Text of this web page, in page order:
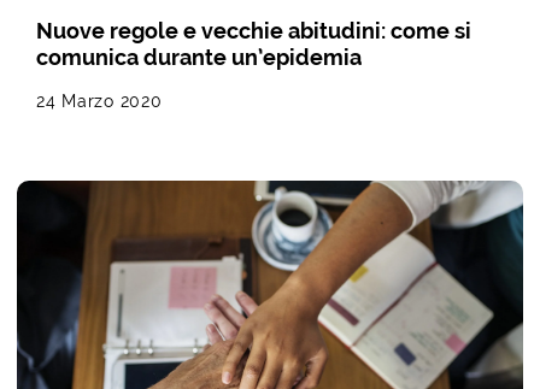
Nuove regole e vecchie abitudini: come si
comunica durante un’epidemia
24 Marzo 2020